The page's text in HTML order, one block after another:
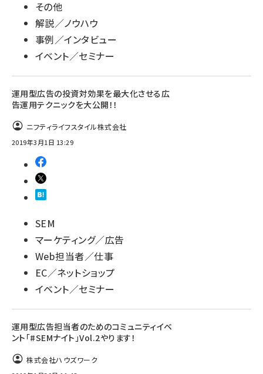
その他
解説／ノウハウ
事例／インタビュー
イベント／セミナー
運用型広告の投資対効果を最大化させる広
告運用テクニックを大公開！！
ニフティライフスタイル株式会社
2019年3月1日 13:29
SEM
マーケティング／広告
Web担当者／仕事
EC／ネットショップ
イベント／セミナー
運用型広告担当者のためのコミュニティイベ
ント「#SEMナイト」Vol.2やります！
株式会社ハウズワーク